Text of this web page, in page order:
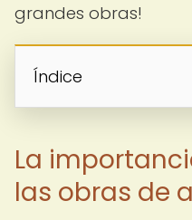
grandes obras!
Índice
La
las obras de